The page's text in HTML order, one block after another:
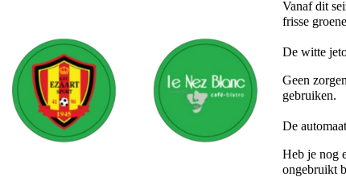
Vanaf dit
frisse
De witte
Geen zorgen
gebruiken.
De
Heb je nog
ongebruikt